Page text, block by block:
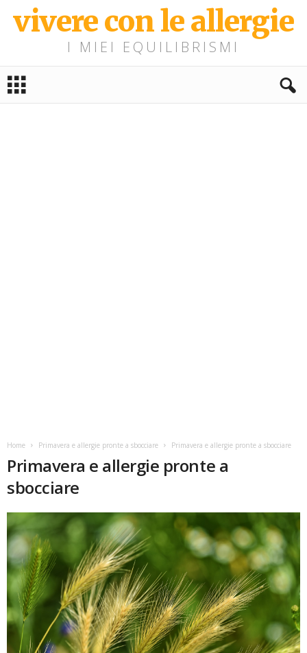
vivere con le allergie
I MIEI EQUILIBRISMI
Home Primavera e allergie pronte a sbocciare Primavera e allergie pronte a sbocciare
Primavera e allergie pronte a
sbocciare